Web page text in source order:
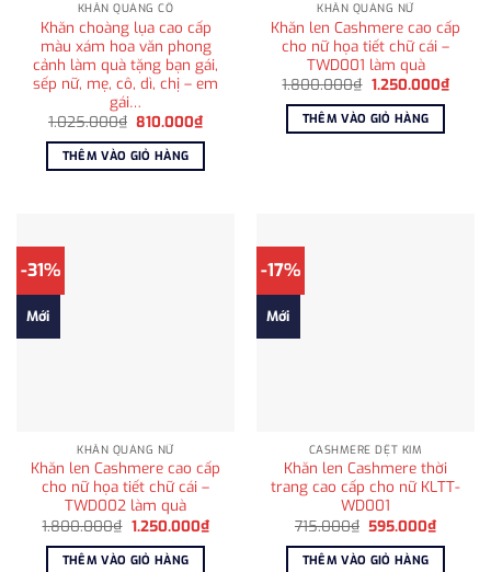
KHĂN QUÀNG CỔ
Khăn choàng lụa cao cấp
màu xám hoa văn phong
cảnh làm quà tặng bạn gái,
sếp nữ, mẹ, cô, dì, chị – em
gái…
1.025.000₫ Giá
là:
1.025.000₫.
810.000₫Giá
hiện
tại
810.000₫.
THÊM VÀO GIỎ HÀNG
KHĂN QUÀNG NỮ
Khăn len Cashmere cao cấp
cho nữ họa tiết chữ cái –
TWD001 làm quà
1.800.000₫ Giá
là:
1.800.000₫.
1.250.000₫Giá
hiện
THÊM VÀO GIỎ HÀNG
-31%
Mới
KHĂN QUÀNG NỮ
Khăn len Cashmere cao cấp
cho nữ họa tiết chữ cái –
TWD002 làm quà
1.800.000₫ Giá
là:
1.800.000₫.
1.250.000₫Giá
hiện
THÊM VÀO GIỎ HÀNG
-17%
Mới
CASHMERE DỆT KIM
Khăn len Cashmere thời
trang cao cấp cho nữ KLTT-
WD001
715.000₫ Giá
là:
715.000₫.
595.000₫Giá
hiện
tại
THÊM VÀO GIỎ HÀNG